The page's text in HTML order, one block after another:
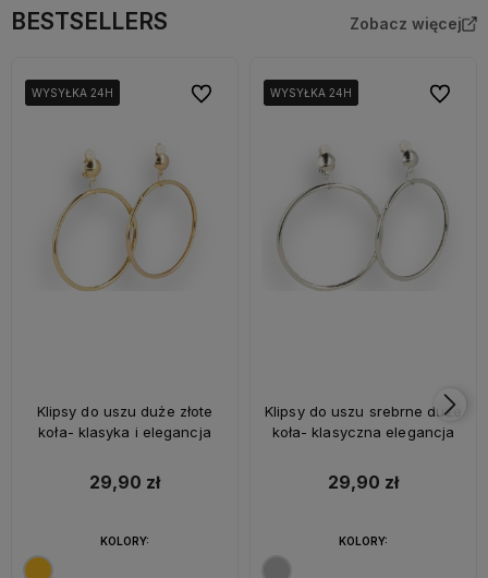
BESTSELLERS Zobacz więcej
WYSYŁKA 24H
WYSYŁKA 24H
WYSYŁKA 24H
Klipsy do uszu duże złote
koła- klasyka i elegancja
29,90 zł
KOLORY:
Do ulubionychWYSYŁKA 24H
WYSYŁKA 24H
WYSYŁKA 24H
Klipsy do uszu srebrne duże
koła- klasyczna elegancja
29,90 zł
KOLORY:
Do